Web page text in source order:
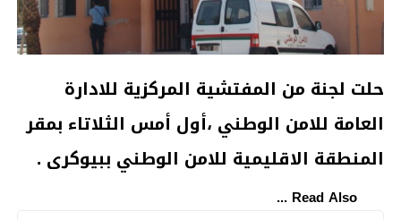
حلت لجنة من المفتشية المركزية للادارة
العامة للامن الوطني ،أول أمس الثلاتاء بمقر
المنطقة الاقليمية للامن الوطني ببيوكرى .
Read Also ...